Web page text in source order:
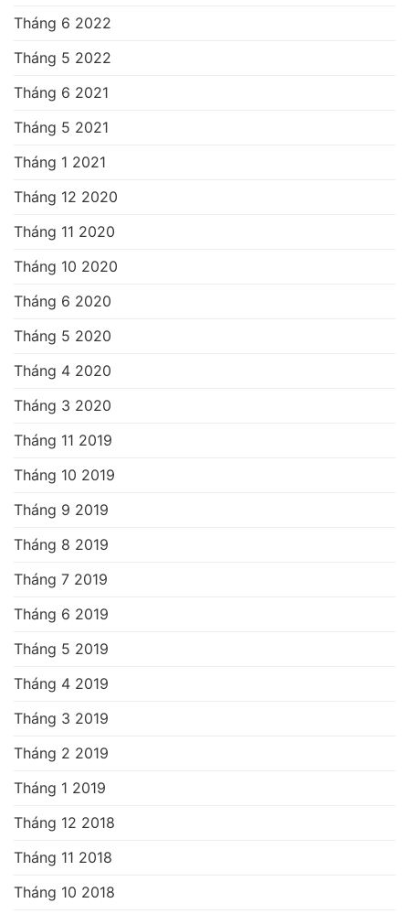
Tháng 6 2022
Tháng 5 2022
Tháng 6 2021
Tháng 5 2021
Tháng 1 2021
Tháng 12 2020
Tháng 11 2020
Tháng 10 2020
Tháng 6 2020
Tháng 5 2020
Tháng 4 2020
Tháng 3 2020
Tháng 11 2019
Tháng 10 2019
Tháng 9 2019
Tháng 8 2019
Tháng 7 2019
Tháng 6 2019
Tháng 5 2019
Tháng 4 2019
Tháng 3 2019
Tháng 2 2019
Tháng 1 2019
Tháng 12 2018
Tháng 11 2018
Tháng 10 2018